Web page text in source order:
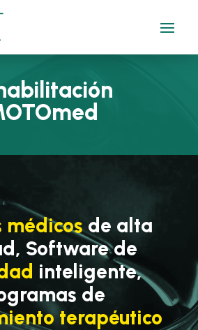
médicosde alta
Software de
inteligente,
de
terapéutico